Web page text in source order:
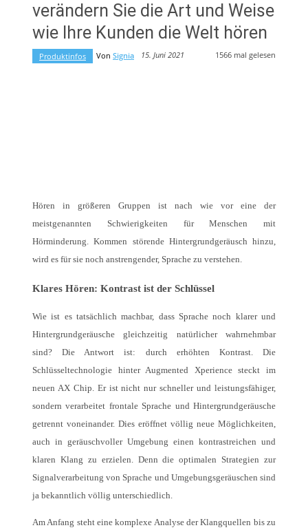
verändern Sie die Art und Weise
wie Ihre Kunden die Welt hören
Produktinfos Von Signia 15. Juni 2021 1566 mal gelesen
Hören in größeren Gruppen ist nach wie vor eine der
meistgenannten Schwierigkeiten für Menschen mit
Hörminderung. Kommen störende Hintergrundgeräusch hinzu,
wird es für sie noch anstrengender, Sprache zu verstehen.
Klares Hören: Kontrast ist der Schlüssel
Wie ist es tatsächlich machbar, dass Sprache noch klarer und
Hintergrundgeräusche gleichzeitig natürlicher wahrnehmbar
sind? Die Antwort ist: durch erhöhten Kontrast. Die
Schlüsseltechnologie hinter Augmented Xperience steckt im
neuen AX Chip. Er ist nicht nur schneller und leistungsfähiger,
sondern verarbeitet frontale Sprache und Hintergrundgeräusche
getrennt voneinander. Dies eröffnet völlig neue Möglichkeiten,
auch in geräuschvoller Umgebung einen kontrastreichen und
klaren Klang zu erzielen. Denn die optimalen Strategien zur
Signalverarbeitung von Sprache und Umgebungsgeräuschen sind
ja bekanntlich völlig unterschiedlich.
Am Anfang steht eine komplexe Analyse der Klangquellen bis zu